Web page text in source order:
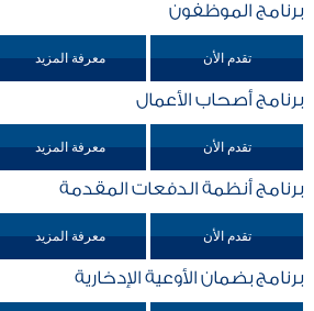
برنامج الموظفون
تقدم الأن معرفة المزيد
برنامج أصحاب الأعمال
تقدم الأن معرفة المزيد
برنامج أنظمة الدفعات المقدمة
تقدم الأن معرفة المزيد
برنامج بضمان الأوعية الإدخارية